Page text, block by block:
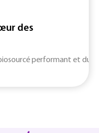
des
performant et